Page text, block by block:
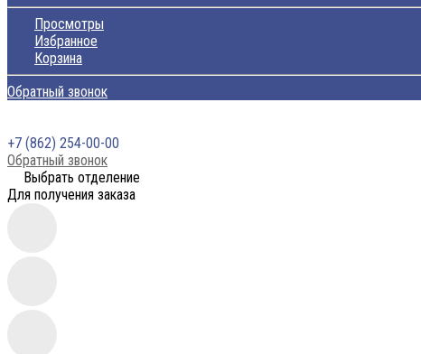
Просмотры
Избранное
Корзина
Обратный звонок
+7 (862) 254-00-00
Обратный звонок
Выбрать отделение
Для получения заказа